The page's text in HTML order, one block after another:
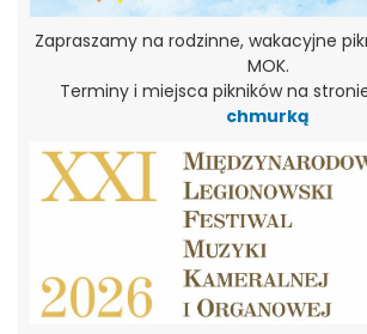
Zapraszamy na rodzinne, wakacyjne
MOK.
Terminy i miejsca pikników na
chmurką